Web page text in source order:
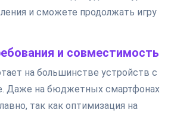
и сможете продолжать игру
и совместимость
на большинстве устройств с
Даже на бюджетных смартфонах
так как оптимизация на